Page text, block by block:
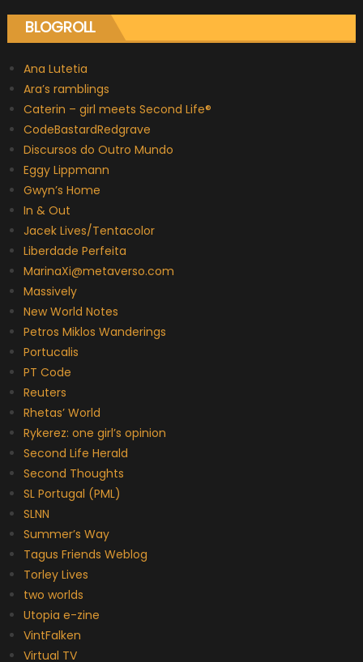
BLOGROLL
Ana Lutetia
Ara’s ramblings
Caterin – girl meets Second Life®
CodeBastardRedgrave
Discursos do Outro Mundo
Eggy Lippmann
Gwyn’s Home
In & Out
Jacek Lives/Tentacolor
Liberdade Perfeita
MarinaXi@metaverso.com
Massively
New World Notes
Petros Miklos Wanderings
Portucalis
PT Code
Reuters
Rhetas’ World
Rykerez: one girl’s opinion
Second Life Herald
Second Thoughts
SL Portugal (PML)
SLNN
Summer’s Way
Tagus Friends Weblog
Torley Lives
two worlds
Utopia e-zine
VintFalken
Virtual TV